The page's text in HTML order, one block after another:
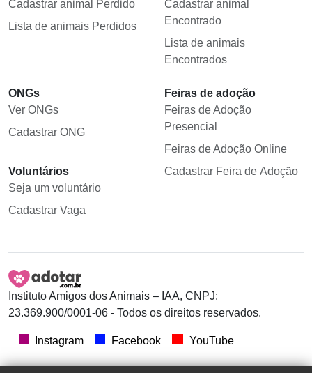
Cadastrar animal Perdido
Lista de animais Perdidos
Cadastrar animal
Encontrado
Lista de animais
Encontrados
ONGs
Ver ONGs
Cadastrar ONG
Voluntários
Seja um voluntário
Cadastrar Vaga
Feiras de adoção
Feiras de Adoção
Presencial
Feiras de Adoção Online
Cadastrar Feira de Adoção
Instituto Amigos dos Animais – IAA, CNPJ:
23.369.900/0001-06 - Todos os direitos reservados.
Instagram Facebook YouTube